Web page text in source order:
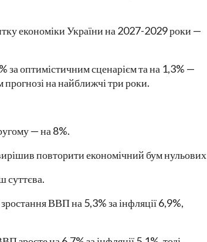
економіки України на 2027-2029 роки —
за оптимістичним сценарієм та на 1,3% —
на найближчі три роки.
— на 8%.
повторити економічний бум нульових
суттєва.
ВВП на 5,3% за інфляції 6,9%,